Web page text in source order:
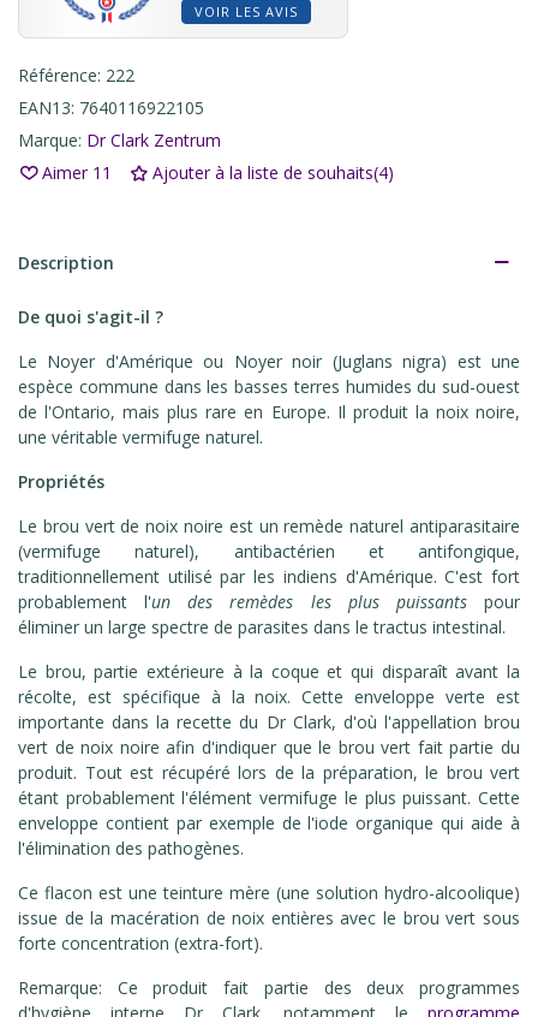
VOIR LES AVIS
Référence: 222
EAN13: 7640116922105
Marque: Dr Clark Zentrum
Aimer 11 Ajouter à la liste de souhaits(4)
Description
De quoi s'agit-il ?
Le Noyer d'Amérique ou Noyer noir (Juglans nigra) est une
espèce commune dans les basses terres humides du sud-ouest
de l'Ontario, mais plus rare en Europe. Il produit la noix noire,
une véritable vermifuge naturel.
Propriétés
Le brou vert de noix noire est un remède naturel antiparasitaire
(vermifuge naturel), antibactérien et antifongique,
traditionnellement utilisé par les indiens d'Amérique. C'est fort
probablement l'un des remèdes les plus puissantspour
éliminer un large spectre de parasites dans le tractus intestinal.
Le brou, partie extérieure à la coque et qui disparaît avant la
récolte, est spécifique à la noix. Cette enveloppe verte est
importante dans la recette du Dr Clark, d'où l'appellation brou
vert de noix noire afin d'indiquer que le brou vert fait partie du
produit. Tout est récupéré lors de la préparation, le brou vert
étant probablement l'élément vermifuge le plus puissant. Cette
enveloppe contient par exemple de l'iode organique qui aide à
l'élimination des pathogènes.
Ce flacon est une teinture mère (une solution hydro-alcoolique)
issue de la macération de noix entières avec le brou vert sous
forte concentration (extra-fort).
Remarque: Ce produit fait partie des deux programmes